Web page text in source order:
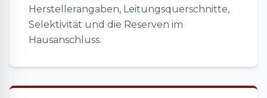
Herstellerangaben, Leitungsquerschnitte,
Selektivität und die Reserven im
Hausanschluss.